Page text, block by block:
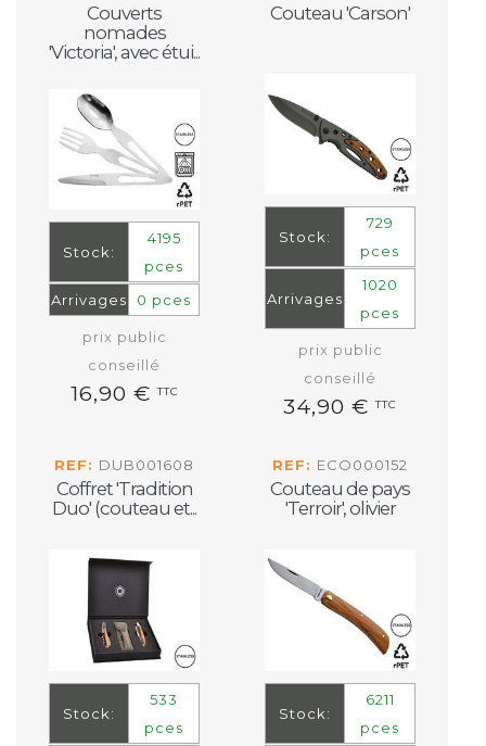
Couverts
nomades
'Victoria', avec étui...
Stock:
4195
pces
Arrivages
0 pces
prix public
conseillé
16,90 €TTC
Couteau 'Carson'
Stock:
729
pces
Arrivages
1020
pces
prix public
conseillé
34,90 €TTC
REF: DUB001608
Coffret 'Tradition
Duo' (couteau et...
Stock:
533
pces
REF: ECO000152
Couteau de pays
'Terroir', olivier
Stock:
6211
pces